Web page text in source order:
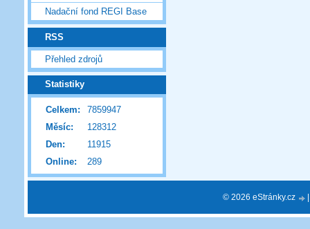
Nadační fond REGI Base
RSS
Přehled zdrojů
Statistiky
Online: 289
Celkem:
7859947
Měsíc:
128312
Den:
11915
© 2026 eStránky.cz